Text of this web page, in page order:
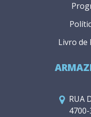
RUA
Livro de